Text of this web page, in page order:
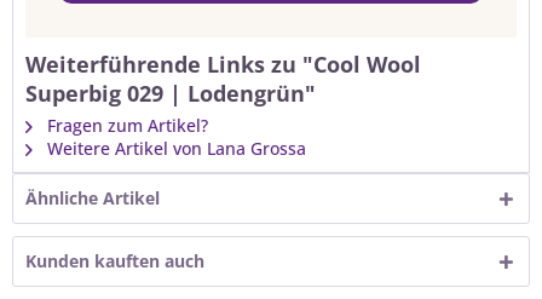
Weiterführende Links zu "Cool Wool
Superbig 029 | Lodengrün"
Fragen zum Artikel?
Weitere Artikel von Lana Grossa
Ähnliche Artikel
Kunden kauften auch